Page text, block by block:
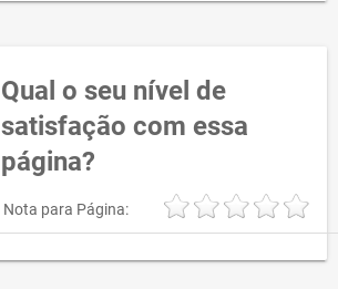
Qual o seu nível de
satisfação com essa
página?
Nota para Página: